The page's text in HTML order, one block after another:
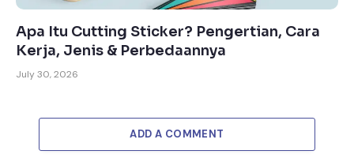
Apa Itu Cutting Sticker? Pengertian, Cara
Kerja, Jenis & Perbedaannya
July 30, 2026
ADD A COMMENT